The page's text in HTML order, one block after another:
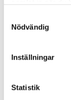
Nödvändig
Inställningar
Statistik
(https://
(https://
https://
(https://
(https://